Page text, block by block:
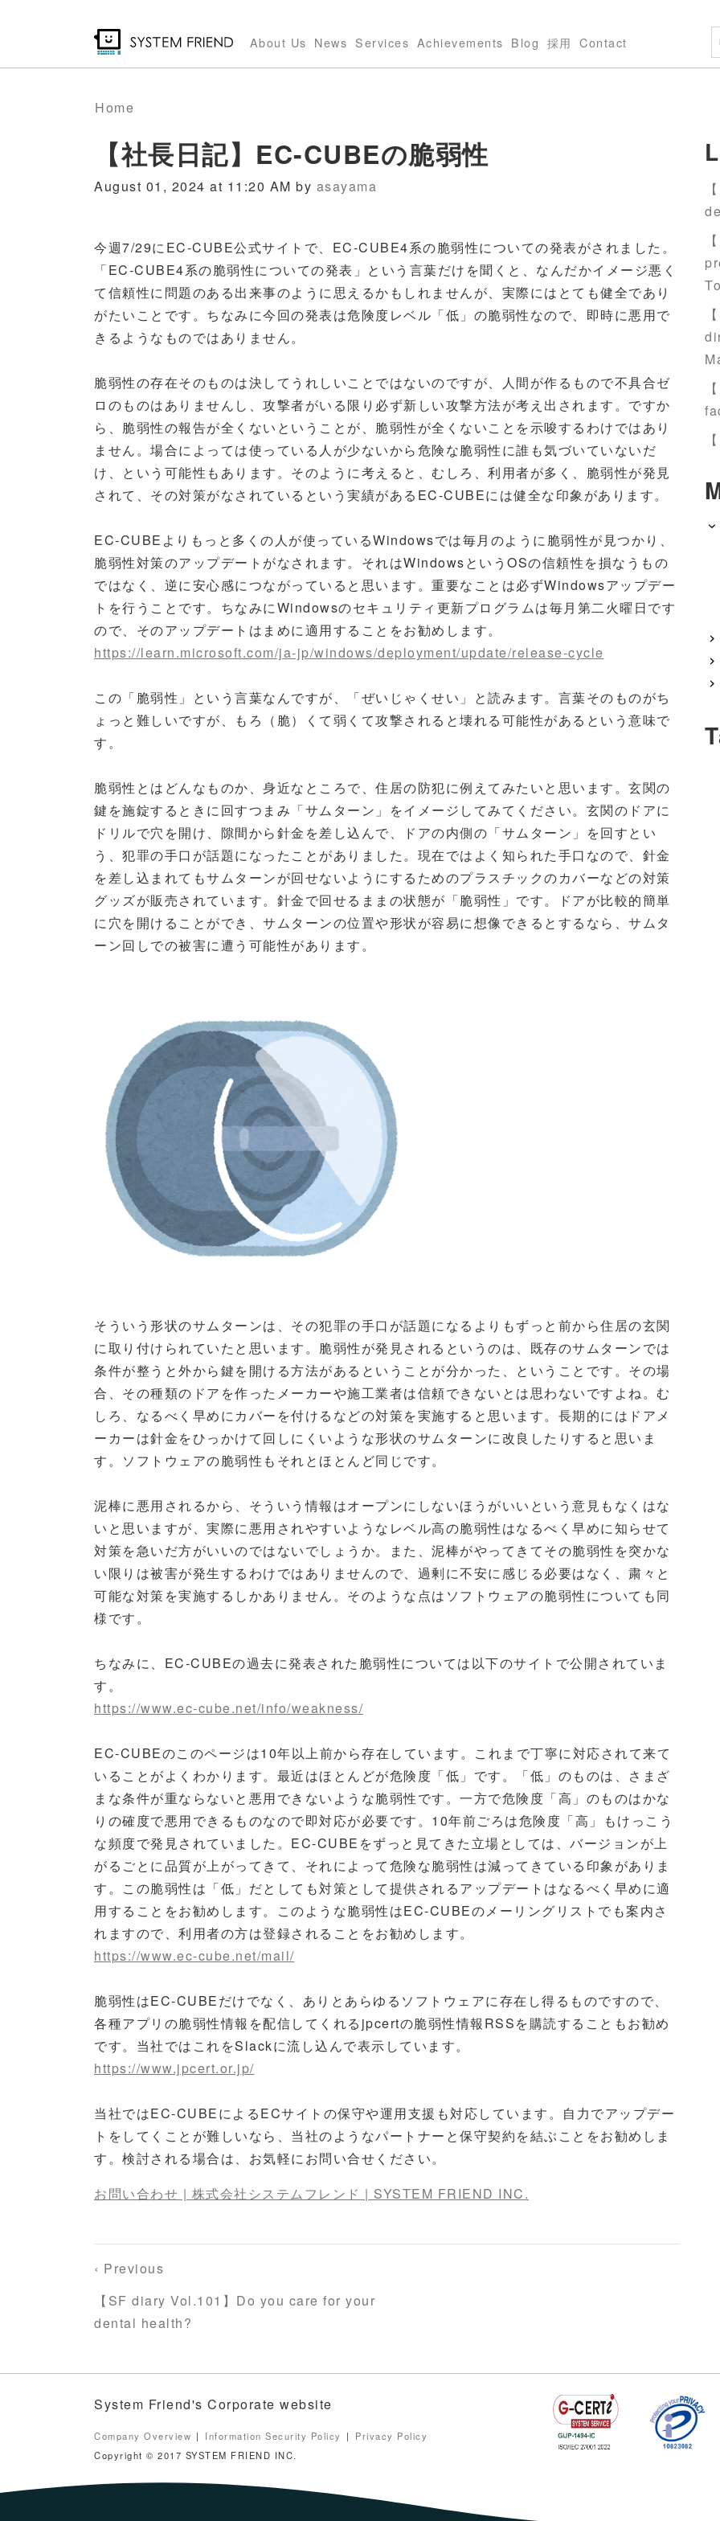
About Us News Services Achievements Blog 採用 Contact
Home
【社長日記】EC-CUBEの脆弱性
August 01, 2024 at 11:20 AM by asayama
今週7/29にEC-CUBE公式サイトで、EC-CUBE4系の脆弱性についての発表がされました。
「EC-CUBE4系の脆弱性についての発表」という言葉だけを聞くと、なんだかイメージ悪く
て信頼性に問題のある出来事のように思えるかもしれませんが、実際にはとても健全であり
がたいことです。ちなみに今回の発表は危険度レベル「低」の脆弱性なので、即時に悪用で
きるようなものではありません。
脆弱性の存在そのものは決してうれしいことではないのですが、人間が作るもので不具合ゼ
ロのものはありませんし、攻撃者がいる限り必ず新しい攻撃方法が考え出されます。ですか
ら、脆弱性の報告が全くないということが、脆弱性が全くないことを示唆するわけではあり
ません。場合によっては使っている人が少ないから危険な脆弱性に誰も気づいていないだ
け、という可能性もあります。そのように考えると、むしろ、利用者が多く、脆弱性が発見
されて、その対策がなされているという実績があるEC-CUBEには健全な印象があります。
EC-CUBEよりもっと多くの人が使っているWindowsでは毎月のように脆弱性が見つかり、
脆弱性対策のアップデートがなされます。それはWindowsというOSの信頼性を損なうもの
ではなく、逆に安心感につながっていると思います。重要なことは必ずWindowsアップデー
トを行うことです。ちなみにWindowsのセキュリティ更新プログラムは毎月第二火曜日です
ので、そのアップデートはまめに適用することをお勧めします。
https://learn.microsoft.com/ja-jp/windows/deployment/update/release-cycle
この「脆弱性」という言葉なんですが、「ぜいじゃくせい」と読みます。言葉そのものがち
ょっと難しいですが、もろ（脆）くて弱くて攻撃されると壊れる可能性があるという意味で
す。
脆弱性とはどんなものか、身近なところで、住居の防犯に例えてみたいと思います。玄関の
鍵を施錠するときに回すつまみ「サムターン」をイメージしてみてください。玄関のドアに
ドリルで穴を開け、隙間から針金を差し込んで、ドアの内側の「サムターン」を回すとい
う、犯罪の手口が話題になったことがありました。現在ではよく知られた手口なので、針金
を差し込まれてもサムターンが回せないようにするためのプラスチックのカバーなどの対策
グッズが販売されています。針金で回せるままの状態が「脆弱性」です。ドアが比較的簡単
に穴を開けることができ、サムターンの位置や形状が容易に想像できるとするなら、サムタ
ーン回しでの被害に遭う可能性があります。
そういう形状のサムターンは、その犯罪の手口が話題になるよりもずっと前から住居の玄関
に取り付けられていたと思います。脆弱性が発見されるというのは、既存のサムターンでは
条件が整うと外から鍵を開ける方法があるということが分かった、ということです。その場
合、その種類のドアを作ったメーカーや施工業者は信頼できないとは思わないですよね。む
しろ、なるべく早めにカバーを付けるなどの対策を実施すると思います。長期的にはドアメ
ーカーは針金をひっかけて回しにくいような形状のサムターンに改良したりすると思いま
す。ソフトウェアの脆弱性もそれとほとんど同じです。
泥棒に悪用されるから、そういう情報はオープンにしないほうがいいという意見もなくはな
いと思いますが、実際に悪用されやすいようなレベル高の脆弱性はなるべく早めに知らせて
対策を急いだ方がいいのではないでしょうか。また、泥棒がやってきてその脆弱性を突かな
い限りは被害が発生するわけではありませんので、過剰に不安に感じる必要はなく、粛々と
可能な対策を実施するしかありません。そのような点はソフトウェアの脆弱性についても同
様です。
ちなみに、EC-CUBEの過去に発表された脆弱性については以下のサイトで公開されていま
す。
https://www.ec-cube.net/info/weakness/
EC-CUBEのこのページは10年以上前から存在しています。これまで丁寧に対応されて来て
いることがよくわかります。最近はほとんどが危険度「低」です。「低」のものは、さまざ
まな条件が重ならないと悪用できないような脆弱性です。一方で危険度「高」のものはかな
りの確度で悪用できるものなので即対応が必要です。10年前ごろは危険度「高」もけっこう
な頻度で発見されていました。EC-CUBEをずっと見てきた立場としては、バージョンが上
がるごとに品質が上がってきて、それによって危険な脆弱性は減ってきている印象がありま
す。この脆弱性は「低」だとしても対策として提供されるアップデートはなるべく早めに適
用することをお勧めします。このような脆弱性はEC-CUBEのメーリングリストでも案内さ
れますので、利用者の方は登録されることをお勧めします。
https://www.ec-cube.net/mail/
脆弱性はEC-CUBEだけでなく、ありとあらゆるソフトウェアに存在し得るものですので、
各種アプリの脆弱性情報を配信してくれるjpcertの脆弱性情報RSSを購読することもお勧め
です。当社ではこれをSlackに流し込んで表示しています。
https://www.jpcert.or.jp/
当社ではEC-CUBEによるECサイトの保守や運用支援も対応しています。自力でアップデー
トをしてくことが難しいなら、当社のようなパートナーと保守契約を結ぶことをお勧めしま
す。検討される場合は、お気軽にお問い合せください。
お問い合わせ | 株式会社システムフレンド | SYSTEM FRIEND INC.
‹ Previous
【SF diary Vol.101】Do you care for your
dental health?
System Friend's Corporate website
Company Overview Information Security Policy
Privacy Policy
Copyright © 2017 SYSTEM FRIEND INC.